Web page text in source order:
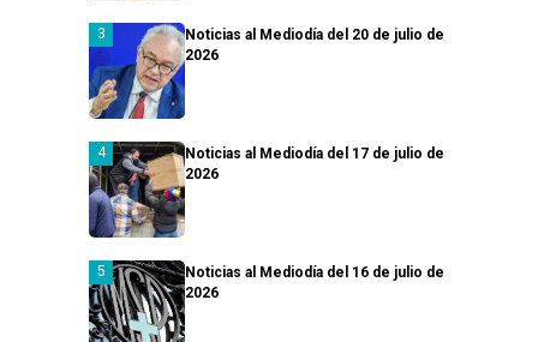
Noticias al Mediodía del 20 de julio de
2026
Noticias al Mediodía del 17 de julio de
2026
Noticias al Mediodía del 16 de julio de
2026